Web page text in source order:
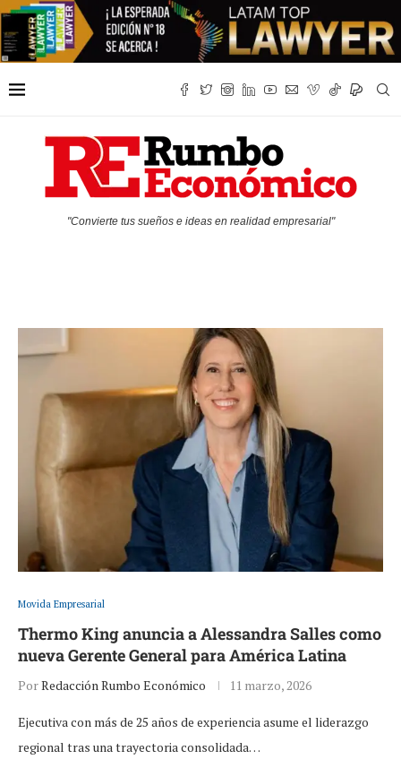
"Convierte tus sueños e ideas en realidad empresarial"
Movida Empresarial
Thermo King anuncia a Alessandra Salles como
nueva Gerente General para América Latina
PorRedacción Rumbo Económico 11 marzo, 2026
Ejecutiva con más de 25 años de experiencia asume el liderazgo
regional tras una trayectoria consolidada…